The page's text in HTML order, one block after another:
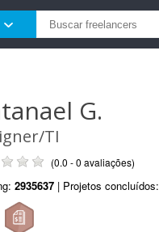
G.
TI
(0.0 - 0 avaliações)
2935637 | Projetos concluídos: